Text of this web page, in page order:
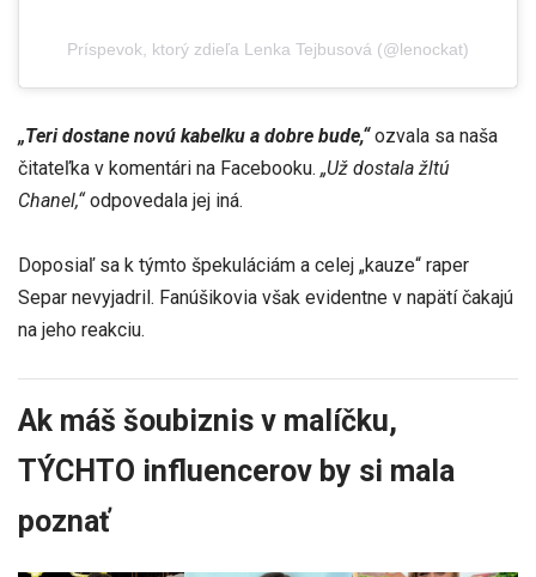
Príspevok, ktorý zdieľa Lenka Tejbusová (@lenockat)
„Teri dostane novú kabelku a dobre bude,“ozvala sa naša
čitateľka v komentári na Facebooku. „Už dostala žltú
Chanel,“odpovedala jej iná.
Doposiaľ sa k týmto špekuláciám a celej „kauze“ raper
Separ nevyjadril. Fanúšikovia však evidentne v napätí čakajú
na jeho reakciu.
Ak máš šoubiznis v malíčku,
TÝCHTO influencerov by si mala
poznať